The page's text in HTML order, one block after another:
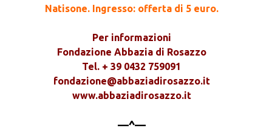
Natisone. Ingresso: offerta di 5 euro.
Per informazioni
Fondazione Abbazia di Rosazzo
Tel. + 39 0432 759091
fondazione@abbaziadirosazzo.it
www.abbaziadirosazzo.it
—^—